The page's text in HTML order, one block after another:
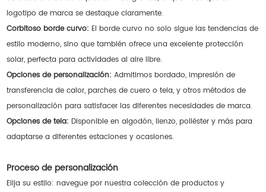
logotipo de marca se destaque claramente.
Corbitoso borde curvo: El borde curvo no solo sigue las tendencias de
estilo moderno, sino que también ofrece una excelente protección
solar, perfecta para actividades al aire libre.
Opciones de personalización: Admitimos bordado, impresión de
transferencia de calor, parches de cuero o tela, y otros métodos de
personalización para satisfacer las diferentes necesidades de marca.
Opciones de tela: Disponible en algodón, lienzo, poliéster y más para
adaptarse a diferentes estaciones y ocasiones.
Proceso de personalización
Elija su estilo: navegue por nuestra colección de productos y